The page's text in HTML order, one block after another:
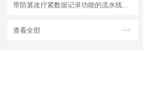
查看全部